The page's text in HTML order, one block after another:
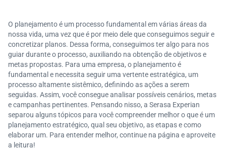
O planejamento é um processo fundamental em várias áreas da
nossa vida, uma vez que é por meio dele que conseguimos seguir e
concretizar planos. Dessa forma, conseguimos ter algo para nos
guiar durante o processo, auxiliando na obtenção de objetivos e
metas propostas. Para uma empresa, o planejamento é
fundamental e necessita seguir uma vertente estratégica, um
processo altamente sistêmico, definindo as ações a serem
seguidas. Assim, você consegue analisar possíveis cenários, metas
e campanhas pertinentes. Pensando nisso, a Serasa Experian
separou alguns tópicos para você compreender melhor o que é um
planejamento estratégico, qual seu objetivo, as etapas e como
elaborar um. Para entender melhor, continue na página e aproveite
a leitura!